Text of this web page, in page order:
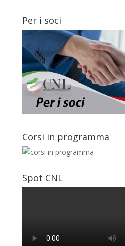
Per i soci
Corsi in programma
Spot CNL